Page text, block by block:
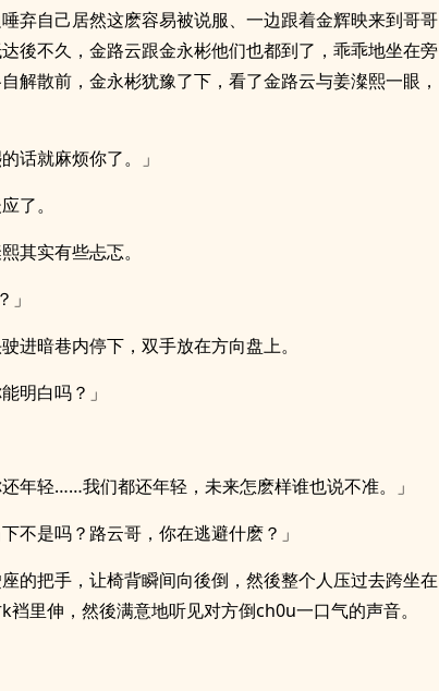
弃自己居然这麽容易被说服、一边跟着金辉映来到哥哥
後不久，金路云跟金永彬他们也都到了，乖乖地坐在旁
解散前，金永彬犹豫了下，看了金路云与姜澯熙一眼，
话就麻烦你了。」
了。
其实有些忐忑。
」
进暗巷内停下，双手放在方向盘上。
明白吗？」
年轻……我们都还年轻，未来怎麽样谁也说不准。」
不是吗？路云哥，你在逃避什麽？」
的把手，让椅背瞬间向後倒，然後整个人压过去跨坐在
里伸，然後满意地听见对方倒ch0u一口气的声音。